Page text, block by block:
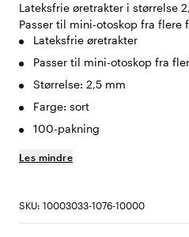
Lateksfrie øretrakter i størrelse
Passer til mini-otoskop fra flere
Lateksfrie øretrakter
Passer til mini-otoskop fra
Størrelse: 2,5 mm
Farge: sort
100-pakning
Les mindre
SKU: 10003033-1076-10000